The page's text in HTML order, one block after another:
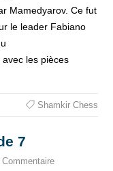
Mamedyarov. Ce fut
le leader Fabiano
les pièces
Shamkir Chess
7
Commentaire